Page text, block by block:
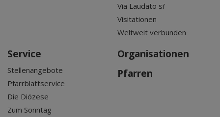
Via Laudato si'
Visitationen
Weltweit verbunden
Service
Stellenangebote
Pfarrblattservice
Die Diözese
Zum Sonntag
Organisationen
Pfarren